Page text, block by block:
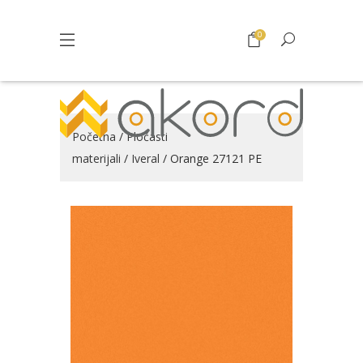
0
Početna /Pločasti
materijali / Iveral / Orange 27121 PE